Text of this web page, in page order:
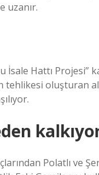
uzanır.
Hattı Projesi”
tehlikesi oluşturan
Polatlı ve